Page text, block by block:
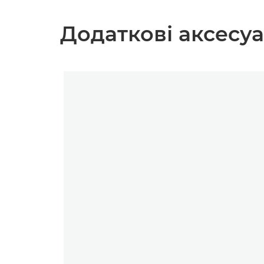
Додаткові